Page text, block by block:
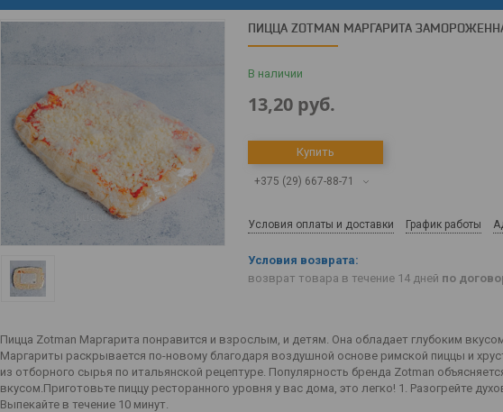
ПИЦЦА ZOTMAN МАРГАРИТА
В наличии
13,20 руб.
Купить
+375 (29) 667-88-71
Условия оплаты и доставки График работы
возврат товара в течение 14 дней по
Пицца Zotman Маргарита понравится и взрослым, и детям. Она обладает глубоким
Маргариты раскрывается по-новому благодаря воздушной основе римской пиццы и
из отборного сырья по итальянской рецептуре. Популярность бренда Zotman
вкусом.Приготовьте пиццу ресторанного уровня у вас дома, это легко! 1. Разогрейте
Выпекайте в течение 10 минут.